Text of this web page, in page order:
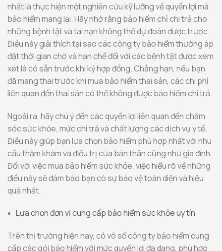
nhất là thực hiện một nghiên cứu kỹ lưỡng về quyền lợi mà
bảo hiểm mang lại. Hãy nhớ rằng bảo hiểm chỉ chi trả cho
những bệnh tật và tai nạn không thể dự đoán được trước.
Điều này giải thích tại sao các công ty bảo hiểm thường áp
đặt thời gian chờ và hạn chế đối với các bệnh tật được xem
xét là có sẵn trước khi ký hợp đồng. Chẳng hạn, nếu bạn
đã mang thai trước khi mua bảo hiểm thai sản, các chi phí
liên quan đến thai sản có thể không được bảo hiểm chi trả.
Ngoài ra, hãy chú ý đến các quyền lợi liên quan đến chăm
sóc sức khỏe, mức chi trả và chất lượng các dịch vụ y tế.
Điều này giúp bạn lựa chọn bảo hiểm phù hợp nhất với nhu
cầu thăm khám và điều trị của bản thân cũng như gia đình.
Đối với việc mua bảo hiểm sức khỏe, việc hiểu rõ về những
điều này sẽ đảm bảo bạn có sự bảo vệ toàn diện và hiệu
quả nhất.
Lựa chọn đơn vị cung cấp bảo hiểm sức khỏe uy tín
Trên thị trường hiện nay, có vô số công ty bảo hiểm cung
cấp các gói bảo hiểm với mức quyền lợi đa dạng, phù hợp